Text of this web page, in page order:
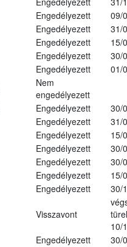
Engedélyezett
09/
Engedélyezett
31/
Engedélyezett
15/
Engedélyezett
30/
Engedélyezett
01/
Nem
engedélyezett
Engedélyezett
30/
Engedélyezett
31/
Engedélyezett
15/
Engedélyezett
30/
Engedélyezett
30/
Engedélyezett
15/
Engedélyezett
30/
Visszavont
10/
Engedélyezett
30/